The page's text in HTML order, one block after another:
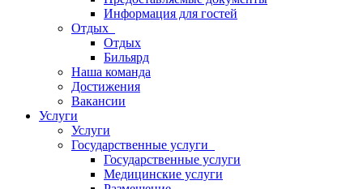
Информация для гостей
Отдых
Отдых
Бильярд
Наша команда
Достижения
Вакансии
Услуги
Услуги
Государственные услуги
Государственные услуги
Медицинские услуги